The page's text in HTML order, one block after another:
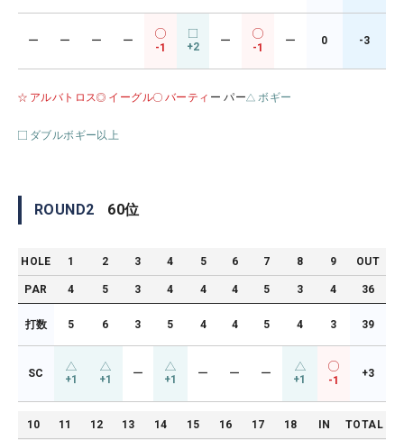
ー ー ー ー
-1 +2 ー
-1
ー 0 -3
アルバトロス イーグル バーティ ー パー ボギー
ダブルボギー以上
ROUND2 60位
HOLE 1 2 3 4 5 6 7 8 9 OUT
PAR 4 5 3 4 4 4 5 3 4 36
打数 5 6 3 5 4 4 5 4 3 39
SC +1 +1 ー +1 ー ー ー +1 -1
+3
10 11 12 13 14 15 16 17 18 IN TOTAL